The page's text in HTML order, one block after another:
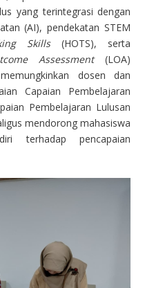
yang terintegrasi dengan
(AI), pendekatan STEM
Skills(HOTS), serta
Assessment(LOA)
dosen dan
Capaian Pembelajaran
Pembelajaran Lulusan
mendorong mahasiswa
terhadap pencapaian